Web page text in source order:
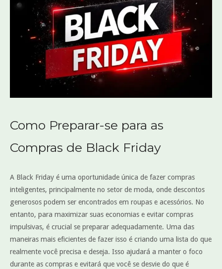
Como Preparar-se para as
Compras de Black Friday
A Black Friday é uma oportunidade única de fazer compras
inteligentes, principalmente no setor de moda, onde descontos
generosos podem ser encontrados em roupas e acessórios. No
entanto, para maximizar suas economias e evitar compras
impulsivas, é crucial se preparar adequadamente. Uma das
maneiras mais eficientes de fazer isso é criando uma lista do que
realmente você precisa e deseja. Isso ajudará a manter o foco
durante as compras e evitará que você se desvie do que é